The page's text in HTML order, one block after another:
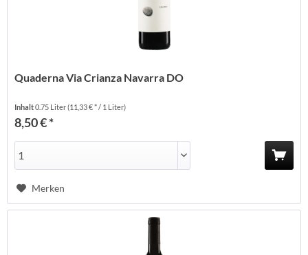
Quaderna Via Crianza Navarra DO
Inhalt0.75 Liter(11,33 € * / 1 Liter)
8,50 € *
Merken